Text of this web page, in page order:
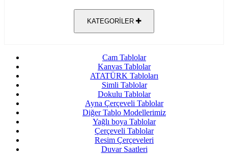
KATEGORİLER
Cam Tablolar
Kanvas Tablolar
ATATÜRK Tabloları
Simli Tablolar
Dokulu Tablolar
Ayna Çerçeveli Tablolar
Diğer Tablo Modellerimiz
Yağlı boya Tablolar
Çerçeveli Tablolar
Resim Çerçeveleri
Duvar Saatleri